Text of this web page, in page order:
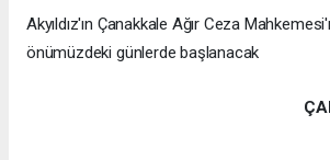
Akyıldız'ın Çanakkale Ağır Ceza
önümüzdeki günlerde başlanacak